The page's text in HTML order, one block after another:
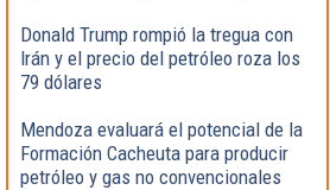
Donald Trump rompió la tregua con
Irán y el precio del petróleo roza los
79 dólares
Mendoza evaluará el potencial de la
Formación Cacheuta para producir
petróleo y gas no convencionales